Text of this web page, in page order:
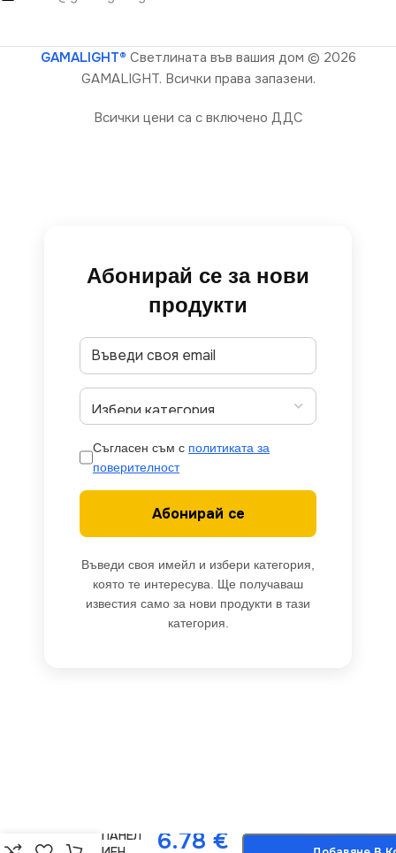
GAMALIGHT® Светлината във вашия дом © 2026
GAMALIGHT. Всички права запазени.
Всички цени са с включено ДДС
Абонирай се за нови
продукти
Съгласен съм с политиката за
поверителност
Абонирай се
Въведи своя имейл и избери категория,
която те интересува. Ще получаваш
известия само за нови продукти в тази
категория.
ЛИЦЕВ ПАНЕЛ
6.78 €